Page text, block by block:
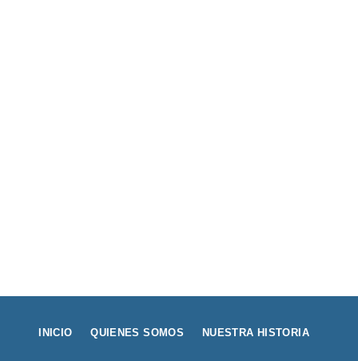
INICIO QUIENES SOMOS NUESTRA HISTORIA